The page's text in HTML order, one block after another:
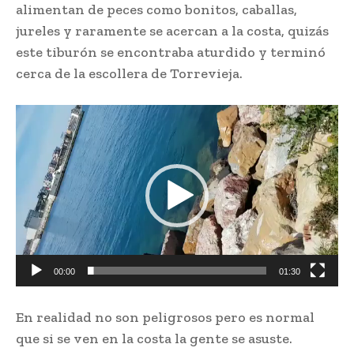
alimentan de peces como bonitos, caballas,
jureles y raramente se acercan a la costa, quizás
este tiburón se encontraba aturdido y terminó
cerca de la escollera de Torrevieja.
R
e
t
r
d
00:00 01:30
En realidad no son peligrosos pero es normal
que si se ven en la costa la gente se asuste.